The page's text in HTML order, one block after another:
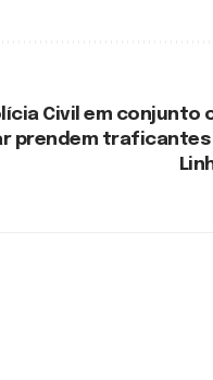
Civil em conjunto
prendem traficantes